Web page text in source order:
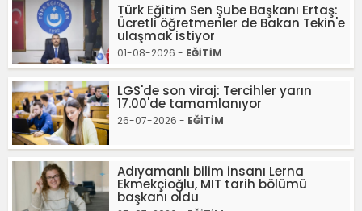
Türk Eğitim Sen Şube Başkanı Ertaş:
Ücretli öğretmenler de Bakan Tekin'e
ulaşmak istiyor
01-08-2026 - EĞİTİM
LGS'de son viraj: Tercihler yarın
17.00'de tamamlanıyor
26-07-2026 - EĞİTİM
Adıyamanlı bilim insanı Lerna
Ekmekçioğlu, MIT tarih bölümü
başkanı oldu